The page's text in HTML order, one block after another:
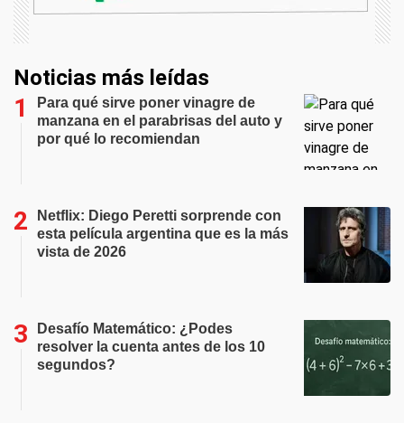
Noticias más leídas
Para qué sirve poner vinagre de
manzana en el parabrisas del auto y
por qué lo recomiendan
Netflix: Diego Peretti sorprende con
esta película argentina que es la más
vista de 2026
Desafío Matemático: ¿Podes
resolver la cuenta antes de los 10
segundos?